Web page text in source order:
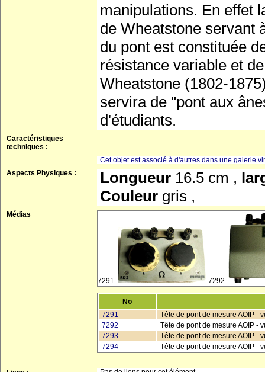
manipulations. En effet
de Wheatstone servant
du pont est constituée
résistance variable et
Wheatstone (1802-
servira de "pont aux
d'étudiants.
Caractéristiques
techniques :
Cet objet est associé à d'autres dans une galerie
Aspects Physiques :
Longueur 16.5 cm ,
Couleur gris ,
Médias
7291 7292
No
7291
Tête de pont de mesure AOIP -
7292
Tête de pont de mesure AOIP -
7293
Tête de pont de mesure AOIP -
7294
Tête de pont de mesure AOIP -